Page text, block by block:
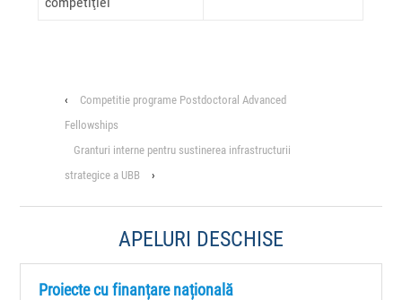
‹
Competitie programe Postdoctoral Advanced
Fellowships
Granturi interne pentru sustinerea infrastructurii
strategice a UBB
›
APELURI DESCHISE
Proiecte cu finanțare națională